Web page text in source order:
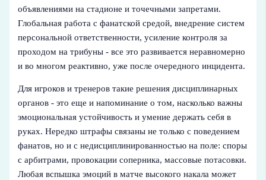
объявлениями на стадионе и точечными запретами.
Глобальная работа с фанатской средой, внедрение систем
персональной ответственности, усиление контроля за
проходом на трибуны - все это развивается неравномерно
и во многом реактивно, уже после очередного инцидента.
Для игроков и тренеров такие решения дисциплинарных
органов - это еще и напоминание о том, насколько важны
эмоциональная устойчивость и умение держать себя в
руках. Нередко штрафы связаны не только с поведением
фанатов, но и с недисциплинированностью на поле: споры
с арбитрами, провокации соперника, массовые потасовки.
Любая вспышка эмоций в матче высокого накала может